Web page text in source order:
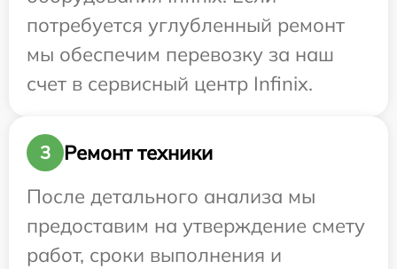
потребуется углубленный ремонт
мы обеспечим перевозку за наш
счет в сервисный центр Infinix.
3
Ремонт техники
После детального анализа мы
предоставим на утверждение смету
работ, сроки выполнения и